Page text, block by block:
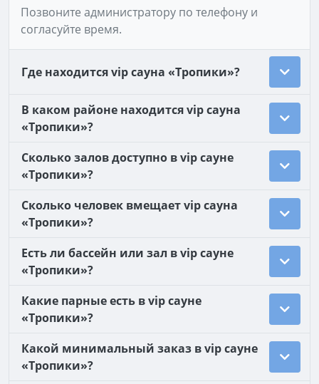
Позвоните администратору по телефону и
согласуйте время.
Где находится vip сауна «Тропики»?
В каком районе находится vip сауна
«Тропики»?
Сколько залов доступно в vip сауне
«Тропики»?
Сколько человек вмещает vip сауна
«Тропики»?
Есть ли бассейн или зал в vip сауне
«Тропики»?
Какие парные есть в vip сауне
«Тропики»?
Какой минимальный заказ в vip сауне
«Тропики»?